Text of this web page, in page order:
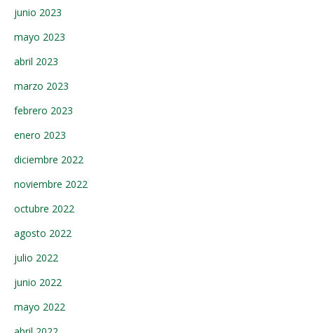
junio 2023
mayo 2023
abril 2023
marzo 2023
febrero 2023
enero 2023
diciembre 2022
noviembre 2022
octubre 2022
agosto 2022
julio 2022
junio 2022
mayo 2022